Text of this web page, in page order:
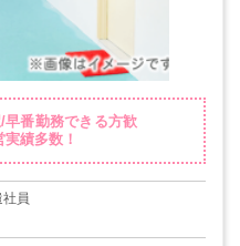
番勤務できる方歓
績多数！
社員